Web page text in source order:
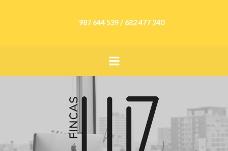
987 644 539 / 682 477 240